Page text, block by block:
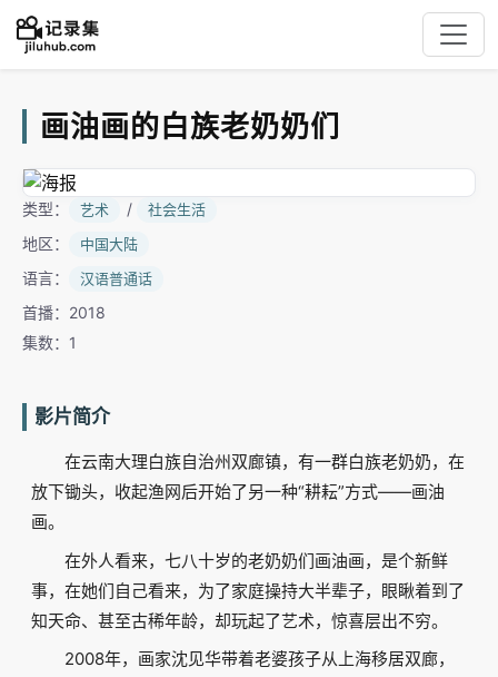
画油画的白族老奶奶们
类型： 艺术 / 社会生活
地区： 中国大陆
语言： 汉语普通话
首播：2018
集数：1
影片简介
在云南大理白族自治州双廊镇，有一群白族老奶奶，在
放下锄头，收起渔网后开始了另一种“耕耘”方式——画油
画。
在外人看来，七八十岁的老奶奶们画油画，是个新鲜
事，在她们自己看来，为了家庭操持大半辈子，眼瞅着到了
知天命、甚至古稀年龄，却玩起了艺术，惊喜层出不穷。
2008年，画家沈见华带着老婆孩子从上海移居双廊，